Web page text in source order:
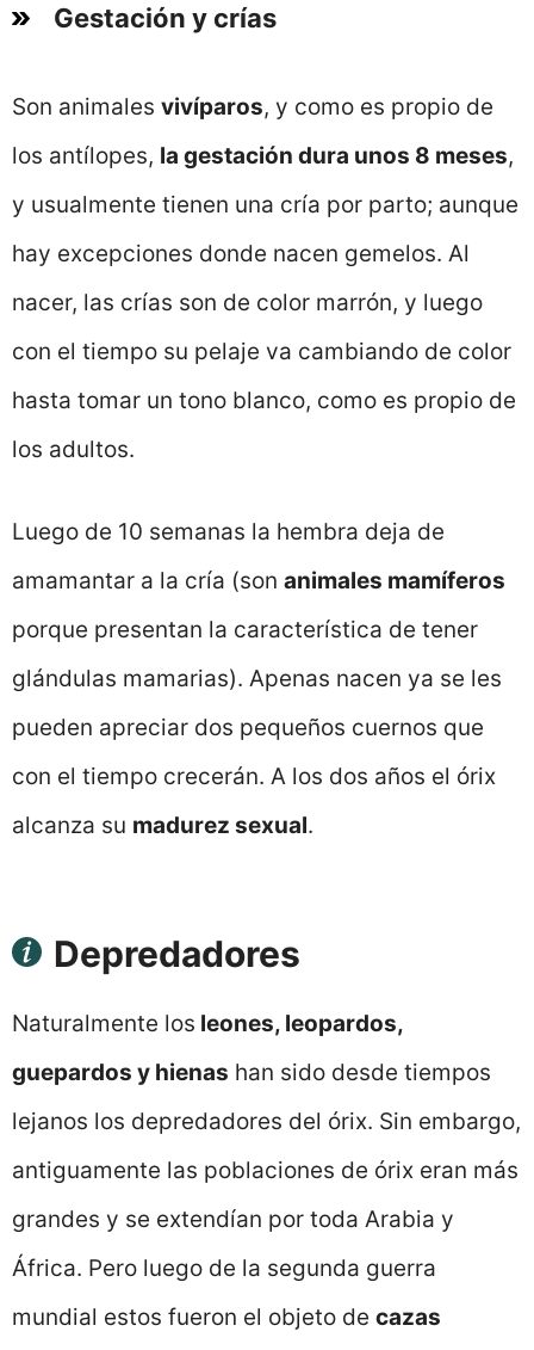
Gestación y crías
Son animales vivíparos, y como es propio de
los antílopes, la gestación dura unos 8 meses,
y usualmente tienen una cría por parto; aunque
hay excepciones donde nacen gemelos. Al
nacer, las crías son de color marrón, y luego
con el tiempo su pelaje va cambiando de color
hasta tomar un tono blanco, como es propio de
los adultos.
Luego de 10 semanas la hembra deja de
amamantar a la cría (son animales mamíferos
porque presentan la característica de tener
glándulas mamarias). Apenas nacen ya se les
pueden apreciar dos pequeños cuernos que
con el tiempo crecerán. A los dos años el órix
alcanza su madurez sexual.
Depredadores
Naturalmente los leones, leopardos,
guepardos y hienas han sido desde tiempos
lejanos los depredadores del órix. Sin embargo,
antiguamente las poblaciones de órix eran más
grandes y se extendían por toda Arabia y
África. Pero luego de la segunda guerra
mundial estos fueron el objeto de cazas